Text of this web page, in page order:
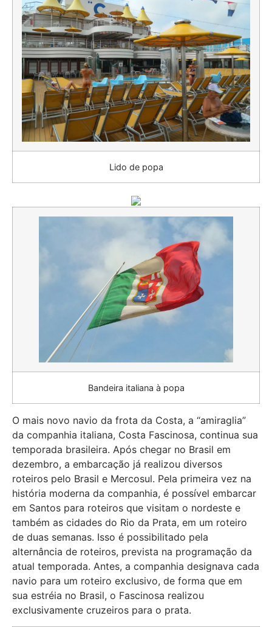
Lido de popa
Bandeira italiana à popa
O mais novo navio da frota da Costa, a “amiraglia”
da companhia italiana, Costa Fascinosa, continua sua
temporada brasileira. Após chegar no Brasil em
dezembro, a embarcação já realizou diversos
roteiros pelo Brasil e Mercosul. Pela primeira vez na
história moderna da companhia, é possível embarcar
em Santos para roteiros que visitam o nordeste e
também as cidades do Rio da Prata, em um roteiro
de duas semanas. Isso é possibilitado pela
alternância de roteiros, prevista na programação da
atual temporada. Antes, a companhia designava cada
navio para um roteiro exclusivo, de forma que em
sua estréia no Brasil, o Fascinosa realizou
exclusivamente cruzeiros para o prata.